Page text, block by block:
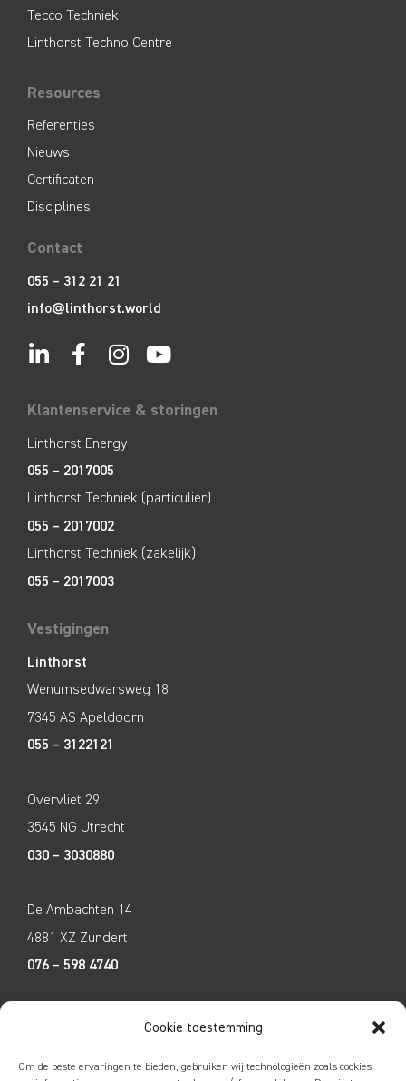
Cookie toestemming
Om de beste ervaringen te bieden, gebruiken wij technologieën zoals cookies
Tecco Techniek
Linthorst Techno Centre
Resources
Referenties
Nieuws
Certificaten
Disciplines
Contact
055 – 312 21 21
info@linthorst.world
Klantenservice & storingen
Linthorst Energy
055 – 2017005
Linthorst Techniek (particulier)
055 – 2017002
Linthorst Techniek (zakelijk)
055 – 2017003
Vestigingen
Linthorst
Wenumsedwarsweg 18
7345 AS Apeldoorn
055 – 3122121
Overvliet 29
3545 NG Utrecht
030 – 3030880
De Ambachten 14
4881 XZ Zundert
076 – 598 4740
6365 ET Schinnen